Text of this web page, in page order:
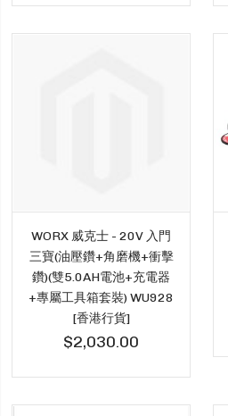
WORX 威克士 - 20V 入門
三寶(油壓鑽+角磨機+衝擊
鑽)(雙5.0AH電池+充電器
+專屬工具箱套裝) WU928
[香港行貨]
$2,030.00